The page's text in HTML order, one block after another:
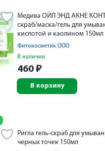
Медива ОЙЛ ЭНД АКНЕ
скраб/маска/гель для
кислотой и каолином 150мл
Фитокосметик ООО
В наличии
460 ₽
В корзину
Ригла гель-скраб для
черных точек 150мл